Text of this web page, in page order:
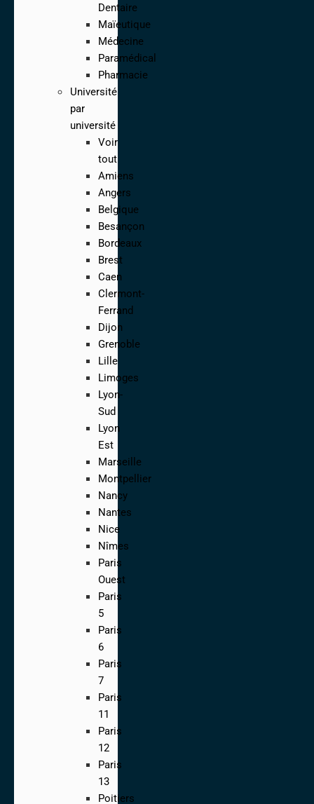
Dentaire
Maïeutique
Médecine
Paramédical
Pharmacie
Université
par
université
Voir
tout
Amiens
Angers
Belgique
Besançon
Bordeaux
Brest
Caen
Clermont-
Ferrand
Dijon
Grenoble
Lille
Limoges
Lyon-
Sud
Lyon
Est
Marseille
Montpellier
Nancy
Nantes
Nice
Nîmes
Paris
Ouest
Paris
5
Paris
6
Paris
7
Paris
11
Paris
12
Paris
13
Poitiers